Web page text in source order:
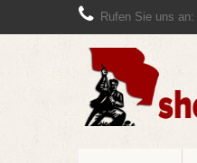
Rufen Sie uns an: